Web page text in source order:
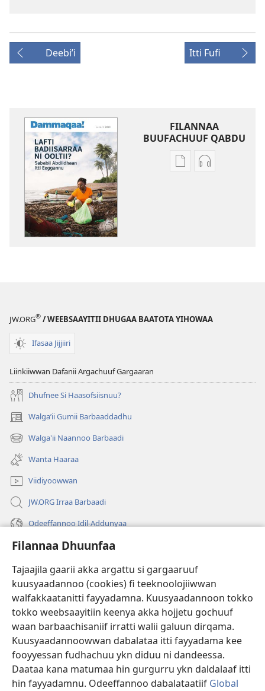
Filannaa Dhuunfaa
Tajaajila gaarii akka argattu si gargaaruuf
kuusyaadannoo (cookies) fi teeknoolojiiwwan
walfakkaatanitti fayyadamna. Kuusyaadannoon tokko
tokko weebsaayitiin keenya akka hojjetu gochuuf
waan barbaachisaniif irratti walii galuun dirqama.
Kuusyaadannoowwan dabalataa itti fayyadama kee
fooyyessan fudhachuu ykn diduu ni dandeessa.
Daataa kana matumaa hin gurgurru ykn daldalaaf itti
hin fayyadamnu. Odeeffannoo dabalataatiif Global
Deebiʼi Itti Fufi
FILANNAA
BUUFACHUUF QABDU
Filannaawwan
AbdiidhaanAbdiidhaan
JW.ORG® / WEEBSAAYITII DHUGAA BAATOTA YIHOWAA
Ifasaa Jijjiiri
Liinkiiwwan Dafanii Argachuuf Gargaaran
Dhufnee Si Haasofsiisnuu?
Walgaʼii Gumii Barbaaddadhu
(opens
new
window)
Walga'ii Naannoo Barbaadi
(opens
new
window)
Wanta Haaraa
Viidiyoowwan
JW.ORG Irraa Barbaadi
Odeeffannoo Idil-Addunyaa
Gargaarsa
Buusii
(opens
new
window)"LAAYIBRARII INTARNEETIIRRAA"
(opens
new
window)
®
(opens
new
window)Appilikeeshinii JW Library